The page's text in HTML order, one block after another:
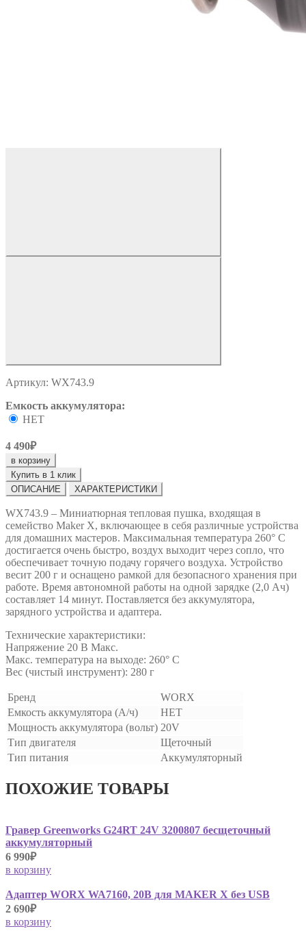
Артикул: WX743.9
Емкость аккумулятора:
НЕТ
4 490₽
в корзину
Купить в 1 клик
ОПИСАНИЕ
ХАРАКТЕРИСТИКИ
WX743.9 – Миниатюрная тепловая пушка, входящая в
семейство Maker X, включающее в себя различные устройства
для домашних мастеров. Максимальная температура 260° C
достигается очень быстро, воздух выходит через сопло, что
обеспечивает точную подачу горячего воздуха. Устройство
весит 200 г и оснащено рамкой для безопасного хранения при
работе. Время автономной работы на одной зарядке (2,0 Ач)
составляет 14 минут. Поставляется без аккумулятора,
зарядного устройства и адаптера.
Технические характеристики:
Напряжение 20 В Макс.
Макс. температура на выходе: 260° C
Вес (чистый инструмент): 280 г
Бренд
WORX
Емкость аккумулятора (А/ч)
НЕТ
Мощность аккумулятора (вольт) 20V
Тип двигателя
Щеточный
Тип питания
Аккумуляторный
ПОХОЖИЕ ТОВАРЫ
Гравер Greenworks G24RT 24V 3200807 бесщеточный
аккумуляторный
6 990₽
в корзину
Адаптер WORX WA7160, 20В для MAKER X без USB
2 690₽
в корзину